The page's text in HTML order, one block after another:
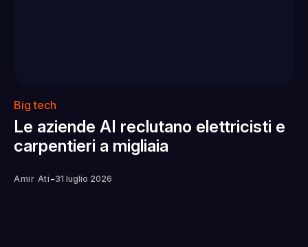
Big tech
Le aziende AI reclutano elettricisti e
carpentieri a migliaia
Amir Ati -31 luglio 2026